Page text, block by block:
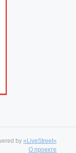
by «LiveStreet»
О проекте